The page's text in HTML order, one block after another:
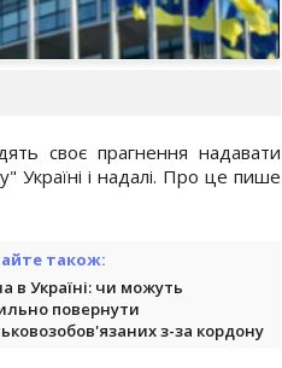
своє прагнення надавати
Україні і надалі. Про це пише
також:
в Україні: чи можуть
повернути
з-за кордону